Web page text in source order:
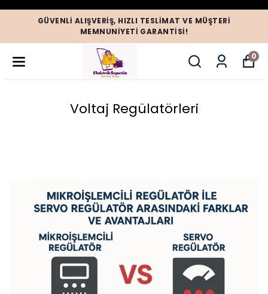
GÜVENLI ALIŞVERIŞ, HIZLI TESLIMAT VE MÜŞTERI
MEMNUNIYETI GARANTISI!
0
Voltaj Regülatörleri